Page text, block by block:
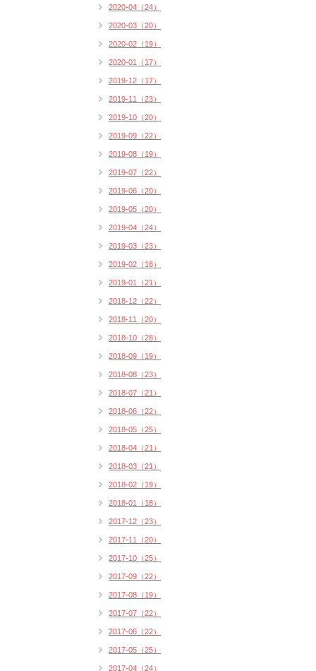
2020-04（24）
2020-03（20）
2020-02（19）
2020-01（17）
2019-12（17）
2019-11（23）
2019-10（20）
2019-09（22）
2019-08（19）
2019-07（22）
2019-06（20）
2019-05（20）
2019-04（24）
2019-03（23）
2019-02（18）
2019-01（21）
2018-12（22）
2018-11（20）
2018-10（28）
2018-09（19）
2018-08（23）
2018-07（21）
2018-06（22）
2018-05（25）
2018-04（21）
2018-03（21）
2018-02（19）
2018-01（18）
2017-12（23）
2017-11（20）
2017-10（25）
2017-09（22）
2017-08（19）
2017-07（22）
2017-06（22）
2017-05（25）
2017-04（24）